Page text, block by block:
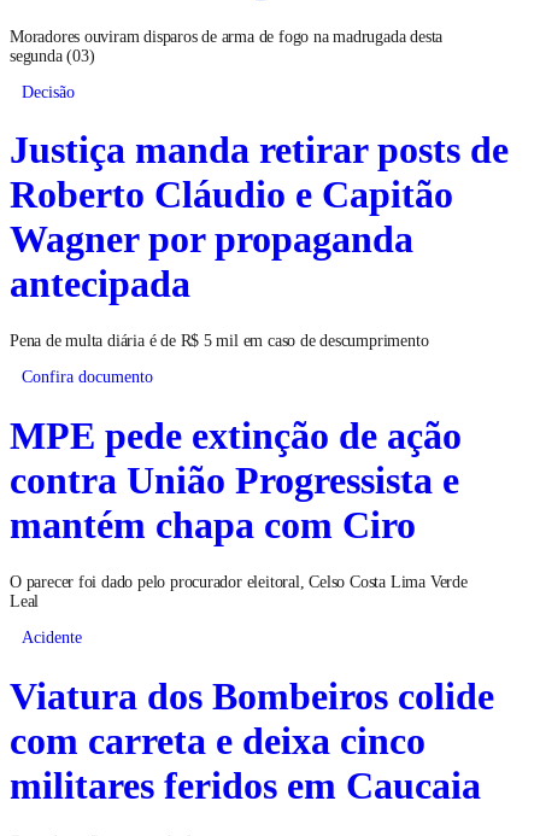
Moradores ouviram disparos de arma de fogo na madrugada desta
segunda (03)
Decisão
Justiça manda retirar posts de
Roberto Cláudio e Capitão
Wagner por propaganda
antecipada
Pena de multa diária é de R$ 5 mil em caso de descumprimento
Confira documento
MPE pede extinção de ação
contra União Progressista e
mantém chapa com Ciro
O parecer foi dado pelo procurador eleitoral, Celso Costa Lima Verde
Leal
Acidente
Viatura dos Bombeiros colide
com carreta e deixa cinco
militares feridos em Caucaia